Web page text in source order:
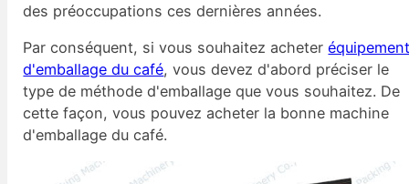
des préoccupations ces dernières années.
Par conséquent, si vous souhaitez acheter
d'emballage du café, vous devez d'abord préciser le
type de méthode d'emballage que vous souhaitez. De
cette façon, vous pouvez acheter la bonne machine
d'emballage du café.